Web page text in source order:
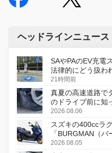
ヘッドラインニュース
SAやPAのEV充電
法律的にどう扱わ
21時間前
真夏の高速道路で
のドライブ前に知
2026.08.06
スズキの400ccラ
「BURGMAN（
変更し、8月18日に
2026.08.05